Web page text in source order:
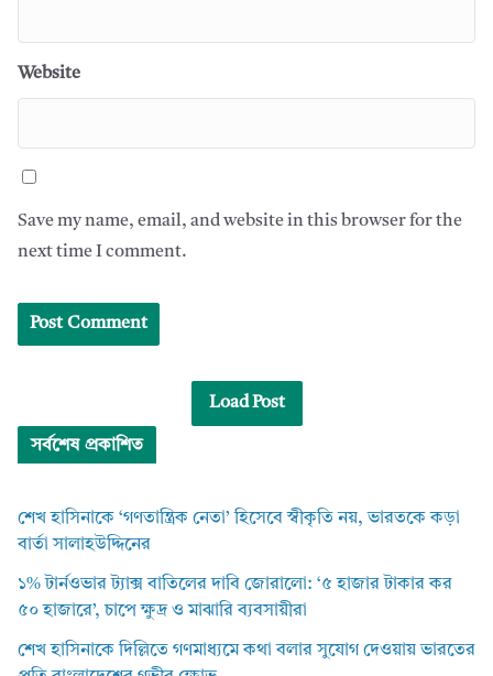
Website
Save my name, email, and website in this browser for the
next time I comment.
Load Post
সর্বশেষ প্রকাশিত
শেখ হাসিনাকে ‘গণতান্ত্রিক নেতা’ হিসেবে স্বীকৃতি নয়, ভারতকে কড়া
বার্তা সালাহউদ্দিনের
১% টার্নওভার ট্যাক্স বাতিলের দাবি জোরালো: ‘৫ হাজার টাকার কর
৫০ হাজারে’, চাপে ক্ষুদ্র ও মাঝারি ব্যবসায়ীরা
শেখ হাসিনাকে দিল্লিতে গণমাধ্যমে কথা বলার সুযোগ দেওয়ায় ভারতের